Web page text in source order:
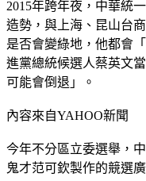
2015年跨年夜，中華統
造勢，與上海、昆山台
是否會變綠地，他都會
進黨總統候選人蔡英文
可能會倒退」。
內容來自YAHOO新聞
今年不分區立委選舉，
鬼才范可欽製作的競選